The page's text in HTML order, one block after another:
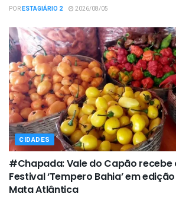
PORESTAGIÁRIO 2 2026/08/05
CIDADES
#Chapada: Vale do Capão recebe
Festival ‘Tempero Bahia’ em
Mata Atlântica